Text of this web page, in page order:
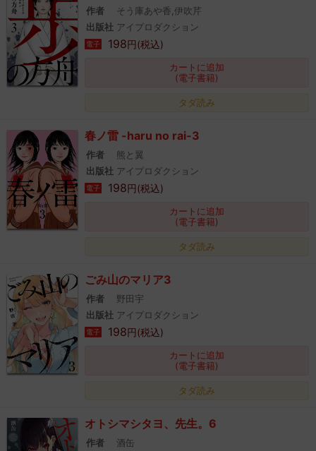
作者
そう庫あや香,伊吹芹
出版社 アイプロダクション
電子 198円(税込)
カートに追加
(電子書籍)
タダ読み
春ノ雷 -haru no rai-3
作者
熊と翼
出版社 アイプロダクション
電子 198円(税込)
カートに追加
(電子書籍)
タダ読み
ごみ山のマリア3
作者
野田宇
出版社 アイプロダクション
電子 198円(税込)
カートに追加
(電子書籍)
タダ読み
オトシマシタヨ、先生。6
作者 酒缶